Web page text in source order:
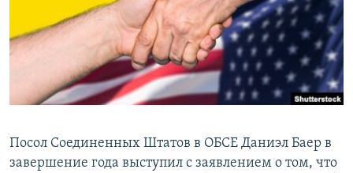
ПОБЕДИТЕЛЕЙ НЕ СУДЯТ?
КРЫМ.НЕПОКОРЕННЫЙ
УКРАИНСКАЯ ПРОБЛЕМА КРЫМА
ПРИСОЕДИНЯЙТЕСЬ!
Посол Соединенных Штатов в ОБСЕ Даниэл Баер в
завершение года выступил с заявлением о том, что